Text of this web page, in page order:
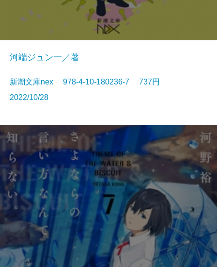
河端ジュン一／著
新潮文庫nex 978-4-10-180236-7 737円
2022/10/28